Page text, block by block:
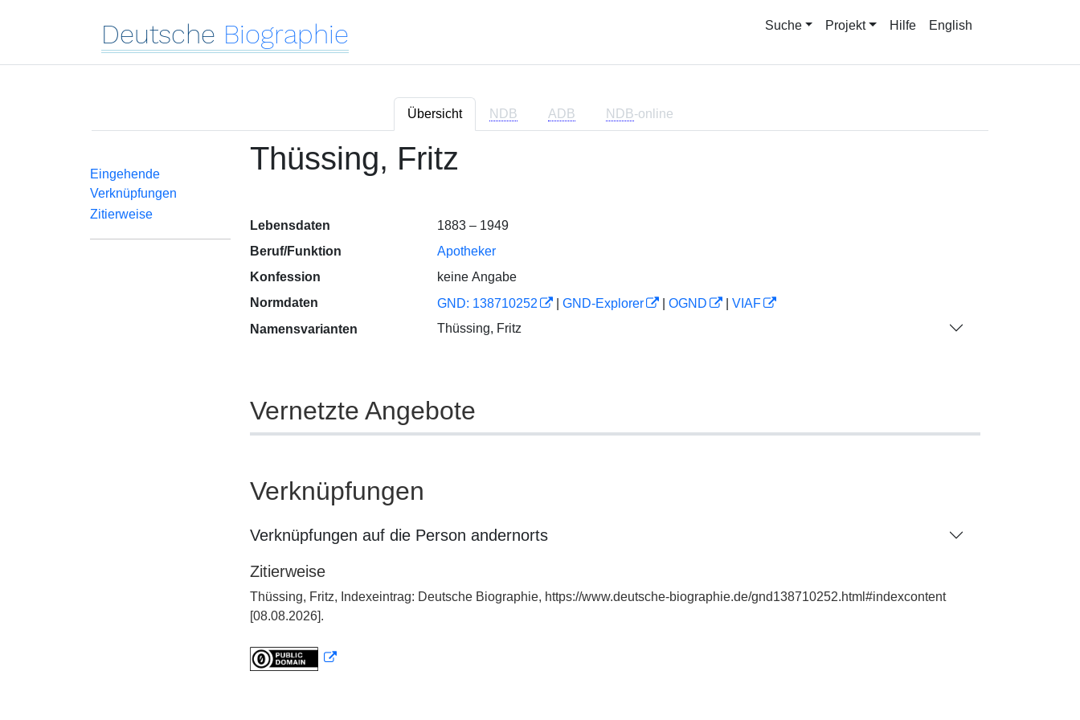
Deutsche Biographie Suche Projekt Hilfe English
Übersicht NDB ADB NDB-online
Eingehende
Verknüpfungen
Zitierweise
Thüssing, Fritz
Lebensdaten
1883 – 1949
Beruf/Funktion
Apotheker
Konfession
keine Angabe
Normdaten
GND: 138710252 GND-Explorer OGND
VIAF
Namensvarianten
Thüssing, Fritz
Vernetzte Angebote
Verknüpfungen
Verknüpfungen auf die Person andernorts
Zitierweise
Thüssing, Fritz, Indexeintrag: Deutsche Biographie, https://www.deutsche-biographie.de/gnd138710252.html#indexcontent
[08.08.2026].